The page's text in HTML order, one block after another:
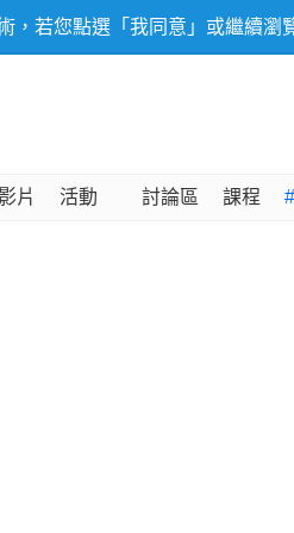
，若您點選「我同意」或繼續瀏
影片 活動 討論區 課程